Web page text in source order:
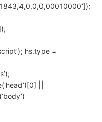
hs.type =
||